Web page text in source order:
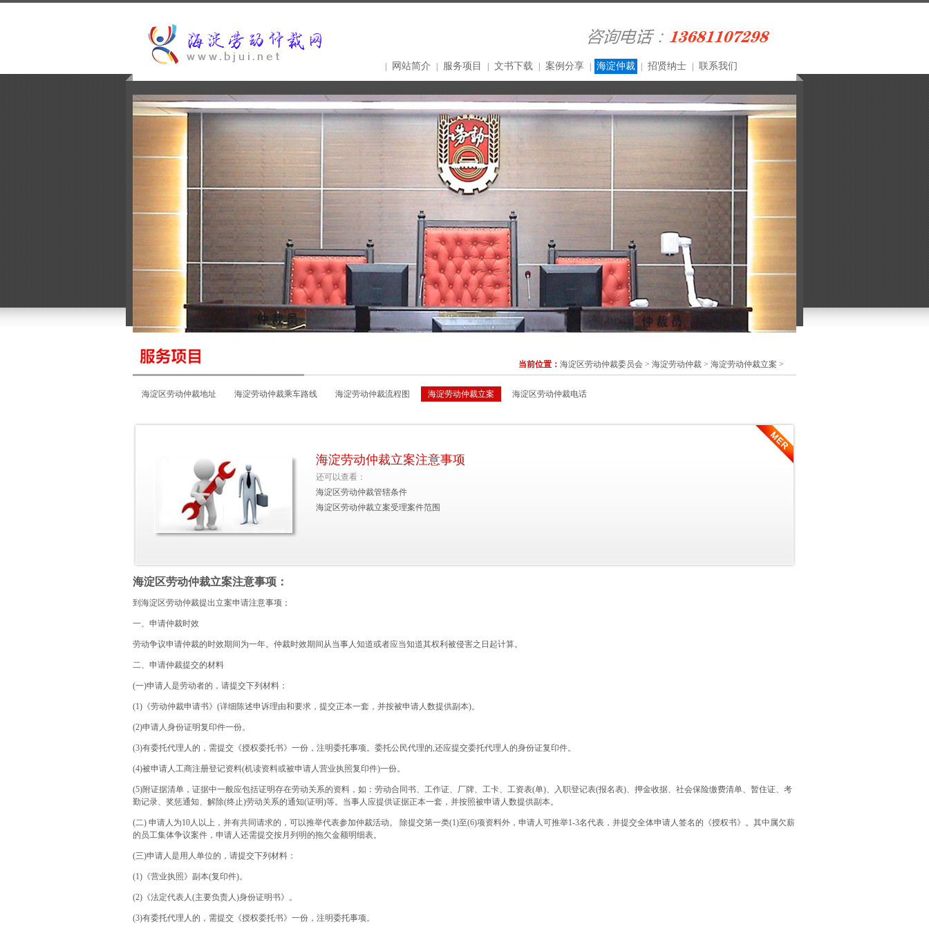
网站简介 服务项目 文书下载 案例分享 海淀仲裁 招贤纳士 联系我们
当前位置： 海淀区劳动仲裁委员会 > 海淀劳动仲裁 > 海淀劳动仲裁立案 >
海淀区劳动仲裁地址 海淀劳动仲裁乘车路线 海淀劳动仲裁流程图 海淀劳动仲裁立案 海淀区劳动仲裁电话
海淀劳动仲裁立案注意事项
还可以查看：
海淀区劳动仲裁管辖条件
海淀区劳动仲裁立案受理案件范围
海淀区劳动仲裁立案注意事项：
到海淀区劳动仲裁提出立案申请注意事项；
一、申请仲裁时效
劳动争议申请仲裁的时效期间为一年。仲裁时效期间从当事人知道或者应当知道其权利被侵害之日起计算。
二、申请仲裁提交的材料
(一)申请人是劳动者的，请提交下列材料：
(1)《劳动仲裁申请书》(详细陈述申诉理由和要求，提交正本一套，并按被申请人数提供副本)。
(2)申请人身份证明复印件一份。
(3)有委托代理人的，需提交《授权委托书》一份，注明委托事项。委托公民代理的,还应提交委托代理人的身份证复印件。
(4)被申请人工商注册登记资料(机读资料或被申请人营业执照复印件)一份。
(5)附证据清单，证据中一般应包括证明存在劳动关系的资料，如：劳动合同书、工作证、厂牌、工卡、工资表(单)、入职登记表(报名表)、押金收据、社会保险缴费清单、暂住证、考
勤记录、奖惩通知、解除(终止)劳动关系的通知(证明)等。当事人应提供证据正本一套，并按照被申请人数提供副本。
(二) 申请人为10人以上，并有共同请求的，可以推举代表参加仲裁活动。 除提交第一类(1)至(6)项资料外，申请人可推举1-3名代表，并提交全体申请人签名的《授权书》。其中属欠薪
的员工集体争议案件，申请人还需提交按月列明的拖欠金额明细表。
(三)申请人是用人单位的，请提交下列材料：
(1)《营业执照》副本(复印件)。
(2)《法定代表人(主要负责人)身份证明书》。
(3)有委托代理人的，需提交《授权委托书》一份，注明委托事项。